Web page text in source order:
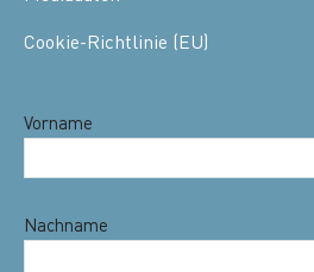
Cookie-Richtlinie (EU)
Vorname
Nachname